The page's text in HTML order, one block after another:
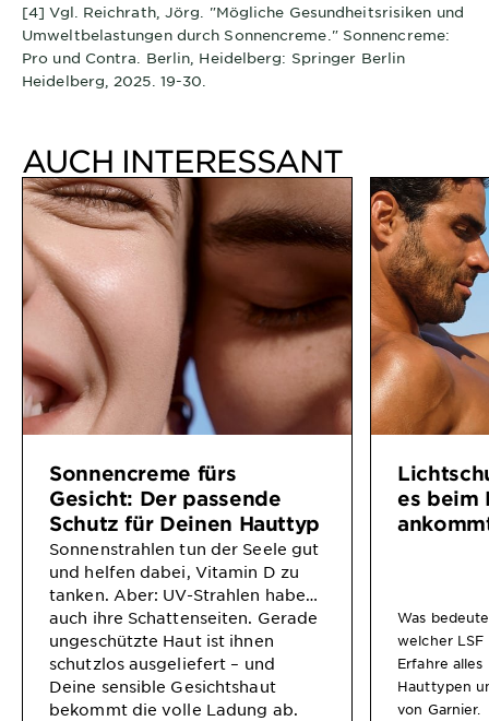
[4] Vgl. Reichrath, Jörg. "Mögliche Gesundheitsrisiken und
Umweltbelastungen durch Sonnencreme." Sonnencreme:
Pro und Contra. Berlin, Heidelberg: Springer Berlin
Heidelberg, 2025. 19-30.
AUCH INTERESSANT
Sonnencreme fürs
Gesicht: Der passende
Schutz für Deinen Hauttyp
Sonnenstrahlen tun der Seele gut
und helfen dabei, Vitamin D zu
tanken. Aber: UV-Strahlen haben
auch ihre Schattenseiten. Gerade
ungeschützte Haut ist ihnen
schutzlos ausgeliefert – und
Deine sensible Gesichtshaut
bekommt die volle Ladung ab.
es beim
Was
welcher LSF
Erfahre
Hauttypen
von Garnier.